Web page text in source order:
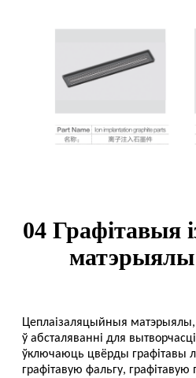
04 Графітавыя
Цеплаізаляцыйныя
ў абсталяванні для
ўключаюць цвёрды графітавы
графітавую фальгу, графітавую